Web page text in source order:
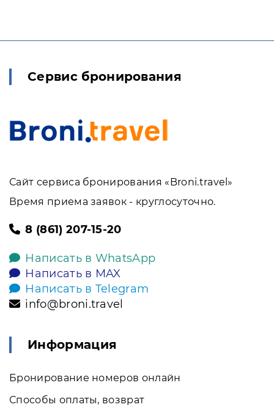
Сервис бронирования
Сайт сервиса бронирования «Broni.travel»
Время приема заявок - круглосуточно.
8 (861) 207-15-20
Написать в WhatsApp
Написать в MAX
Написать в Telegram
info@broni.travel
Информация
Бронирование номеров онлайн
Способы оплаты, возврат